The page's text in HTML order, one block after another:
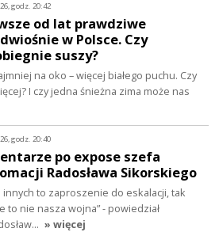
godz. 20:42
od lat prawdziwe
w Polsce. Czy
suszy?
na oko – więcej białego puchu. Czy
I czy jedna śnieżna zima może nas
godz. 20:40
po expose szefa
Radosława Sikorskiego
innych to zaproszenie do eskalacji, tak
to nie nasza wojna” - powiedział
» więcej